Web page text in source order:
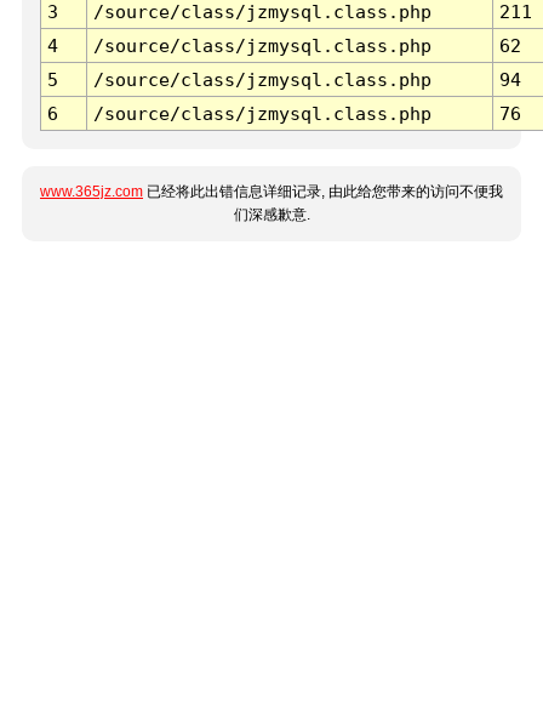
3 /source/class/jzmysql.class.php
211
4
/source/class/jzmysql.class.php
62
5
/source/class/jzmysql.class.php
94
6
/source/class/jzmysql.class.php 76
www.365jz.com 已经将此出错信息详细记录, 由此给您带来的访问不便我
们深感歉意.